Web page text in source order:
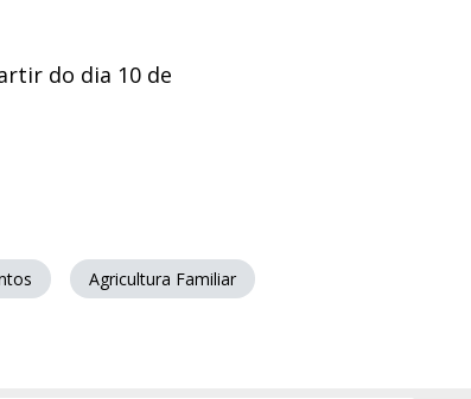
do dia 10 de
Agricultura Familiar